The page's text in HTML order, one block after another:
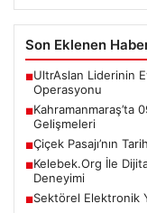
Son Eklenen
■UltrAslan Liderinin
Operasyonu
■Kahramanmaraş’ta
Gelişmeleri
■Çiçek Pasajı’nın
■Kelebek.Org İle
Deneyimi
■Sektörel Elektronik